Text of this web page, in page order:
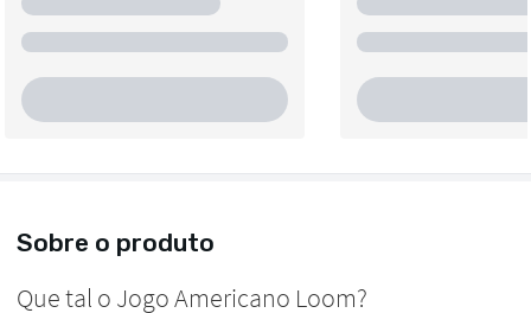
Sobre o produto